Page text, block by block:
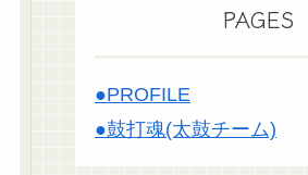
PAGES
●PROFILE
●鼓打魂(太鼓チーム)